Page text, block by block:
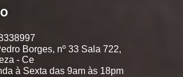
Borges, nº 33 Sala 722,
- Ce
à Sexta das 9am às 18pm